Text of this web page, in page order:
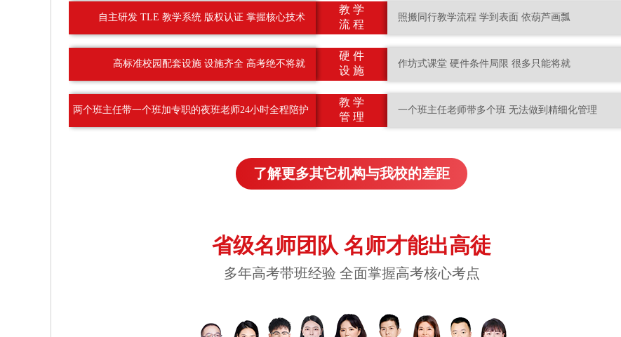
自主研发 TLE 教学系统 版权认证 掌握核心技术
高标准校园配套设施 设施齐全 高考绝不将就
两个班主任带一个班加专职的夜班老师24小时全程陪护
教 学
流 程
硬 件
设 施
教 学
管 理
照搬同行教学流程 学到表面 依葫芦画瓢
作坊式课堂 硬件条件局限 很多只能将就
一个班主任老师带多个班 无法做到精细化管理
了解更多其它机构与我校的差距
省级名师团队 名师才能出高徒
多年高考带班经验 全面掌握高考核心考点